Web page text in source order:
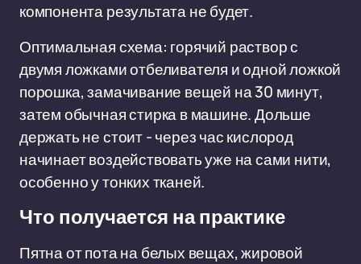
компонента результата не будет.
Оптимальная схема: горячий раствор с
двумя ложками отбеливателя и одной ложкой
порошка, замачивание вещей на 30 минут,
затем обычная стирка в машине. Дольше
держать не стоит - через час кислород
начинает воздействовать уже на сами нити,
особенно у тонких тканей.
Что получается на практике
Пятна от пота на белых вещах, жировой